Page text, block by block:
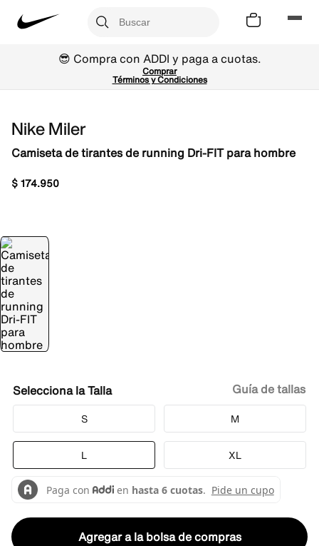
😎 Compra con ADDI y paga a cuotas.
Comprar
Términos y Condiciones
Nike Miler
Camiseta de tirantes de running Dri-FIT para hombre
$174.950
Talla
S M
L XL
Guía de tallas
Agregar a la bolsa de compras